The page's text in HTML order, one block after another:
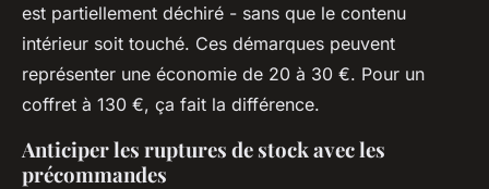
est partiellement déchiré - sans que le contenu
intérieur soit touché. Ces démarques peuvent
représenter une économie de 20 à 30 €. Pour un
coffret à 130 €, ça fait la différence.
Anticiper les ruptures de stock avec les
précommandes